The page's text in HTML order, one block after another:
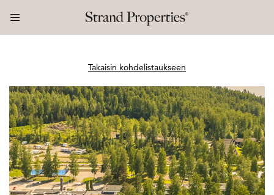
Takaisin kohdelistaukseen